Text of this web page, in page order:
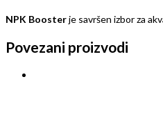
NPK Boosterje savršen izbor za
Povezani proizvodi